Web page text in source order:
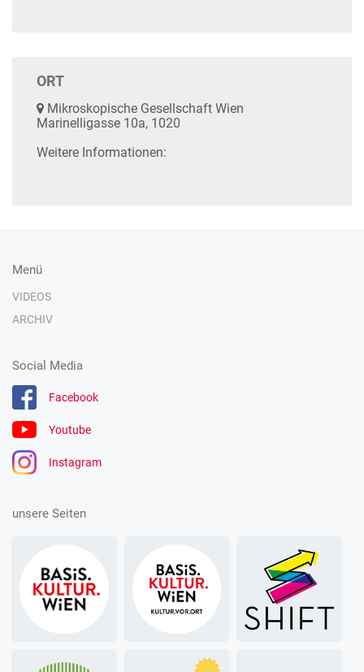
ORT
Mikroskopische Gesellschaft Wien
Marinelligasse 10a, 1020
Weitere Informationen:
Menü
VIDEOS
ARCHIV
Social Media
Facebook
Youtube
Instagram
unsere Seiten